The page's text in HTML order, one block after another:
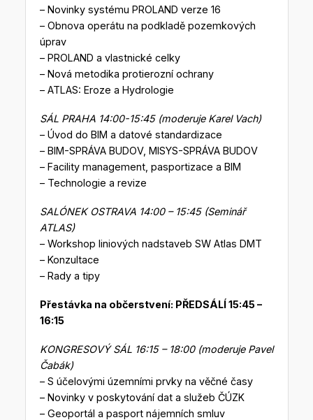
– Novinky systému PROLAND verze 16
– Obnova operátu na podkladě pozemkových
úprav
– PROLAND a vlastnické celky
– Nová metodika protierozní ochrany
– ATLAS: Eroze a Hydrologie
SÁL PRAHA 14:00-15:45 (moderuje Karel Vach)
– Úvod do BIM a datové standardizace
– BIM-SPRÁVA BUDOV, MISYS-SPRÁVA BUDOV
– Facility management, pasportizace a BIM
– Technologie a revize
SALÓNEK OSTRAVA 14:00 – 15:45 (Seminář
ATLAS)
– Workshop liniových nadstaveb SW Atlas DMT
– Konzultace
– Rady a tipy
Přestávka na občerstvení: PŘEDSÁLÍ 15:45 –
16:15
KONGRESOVÝ SÁL 16:15 – 18:00 (moderuje Pavel
Čabák)
– S účelovými územními prvky na věčné časy
– Novinky v poskytování dat a služeb ČÚZK
– Geoportál a pasport nájemních smluv